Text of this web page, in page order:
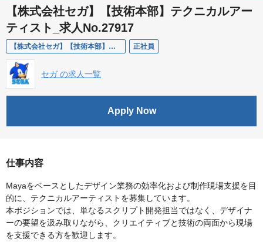
【株式会社セガ】【技術本部】テクニカルアー
ティスト_求人No.27917
【株式会社セガ】【技術本部】テクニカルアーティスト_求人No.27917 正社員
セガ の求人一覧
Apply Now
仕事内容
Mayaをベースとしたデザイン業務の効率化および制作現場支援を目
的に、テクニカルアーティストを募集しています。
本ポジションでは、単なるスクリプト開発担当ではなく、デザイナ
ーの要望を汲み取りながら、クリエイティブと技術の両面から現場
を支援できる方を歓迎します。